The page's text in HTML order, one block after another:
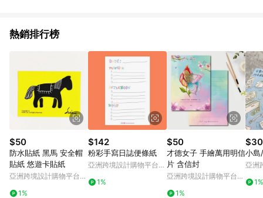
熱銷排行榜
$50
防水貼紙 黑馬 安全帽
貼紙 悠遊卡貼紙
亞洲跨境設計購物平台
1%
$142
粉彩手寫日誌便條紙
亞洲跨境設計購物平台
1%
$50
才德女子 手繪萬用明信
片 含信封
亞洲跨境設計購物平台
1%
$30
小島
亞洲
1%